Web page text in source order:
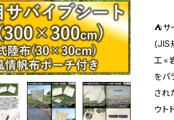
⛺
(JIS
工=
をパ
され
ウト